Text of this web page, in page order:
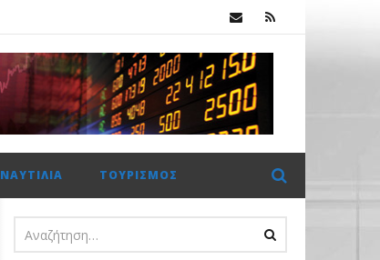
ΝΑΥΤΙΛΊΑ ΤΟΥΡΙΣΜΌΣ